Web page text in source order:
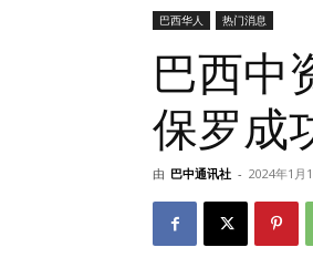
巴西华人 热门消息
巴西中
保罗成
由 巴中通讯社 - 2024年1月